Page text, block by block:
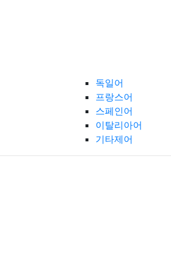
독일어
프랑스어
스페인어
이탈리아어
기타제어